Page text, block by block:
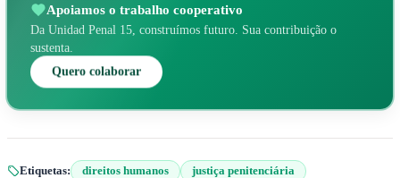
Apoiamos o trabalho cooperativo
Da Unidad Penal 15, construímos futuro. Sua contribuição o
sustenta.
Quero colaborar
Etiquetas: direitos humanos
justiça penitenciária